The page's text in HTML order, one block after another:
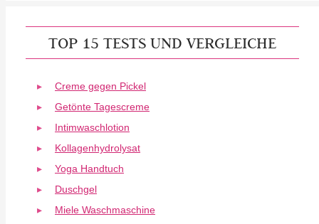
TOP 15 TESTS UND VERGLEICHE
Creme gegen Pickel
Getönte Tagescreme
Intimwaschlotion
Kollagenhydrolysat
Yoga Handtuch
Duschgel
Miele Waschmaschine